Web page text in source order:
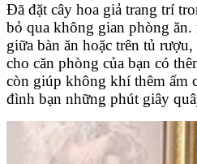
Đã đặt cây hoa giả trang trí
bỏ qua không gian phòng
giữa bàn ăn hoặc trên tủ
cho căn phòng của bạn có
còn giúp không khí thêm ấm
đình bạn những phút giây